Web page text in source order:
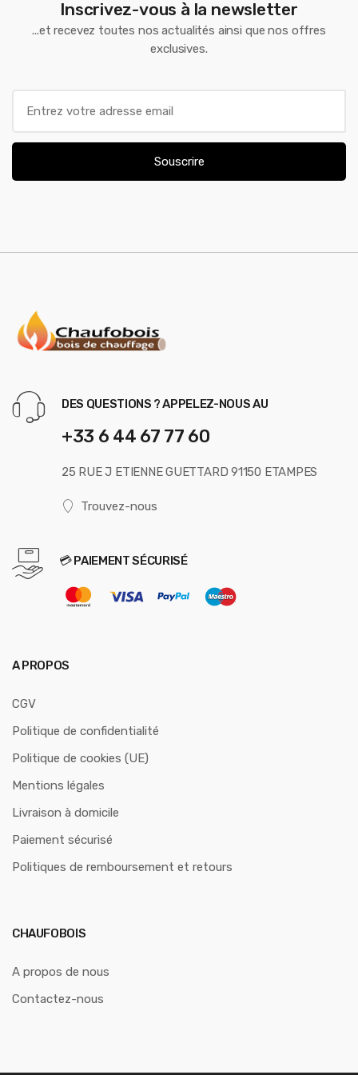
Inscrivez-vous à la newsletter
...et recevez toutes nos actualités ainsi que nos offres
exclusives.
a
l
Souscrire
DES QUESTIONS ? APPELEZ-NOUS AU
+33 6 44 67 77 60
25 RUE J ETIENNE GUETTARD 91150 ETAMPES
Trouvez-nous
💳 PAIEMENT SÉCURISÉ
A PROPOS
CGV
Politique de confidentialité
Politique de cookies (UE)
Mentions légales
Livraison à domicile
Paiement sécurisé
Politiques de remboursement et retours
CHAUFOBOIS
A propos de nous
Contactez-nous